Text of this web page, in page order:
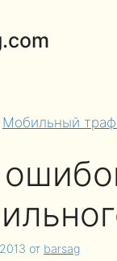
Мобильный
от barsag